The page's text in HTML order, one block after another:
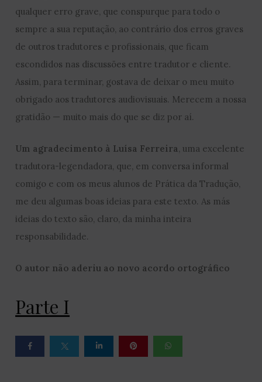
qualquer erro grave, que conspurque para todo o
sempre a sua reputação, ao contrário dos erros graves
de outros tradutores e profissionais, que ficam
escondidos nas discussões entre tradutor e cliente.
Assim, para terminar, gostava de deixar o meu muito
obrigado aos tradutores audiovisuais. Merecem a nossa
gratidão — muito mais do que se diz por aí.
Um agradecimento à Luísa Ferreira, uma excelente
tradutora-legendadora, que, em conversa informal
comigo e com os meus alunos de Prática da Tradução,
me deu algumas boas ideias para este texto. As más
ideias do texto são, claro, da minha inteira
responsabilidade.
O autor não aderiu ao novo acordo ortográfico
Parte I